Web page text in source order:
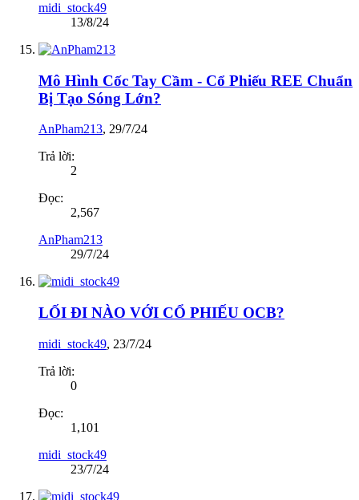
midi_stock49
13/8/24
Mô Hình Cốc Tay Cầm - Cổ Phiếu REE Chuẩn
Bị Tạo Sóng Lớn?
AnPham213, 29/7/24
Trả lời:
2
Đọc:
2,567
AnPham213
29/7/24
LỐI ĐI NÀO VỚI CỔ PHIẾU OCB?
midi_stock49, 23/7/24
Trả lời:
0
Đọc:
1,101
midi_stock49
23/7/24